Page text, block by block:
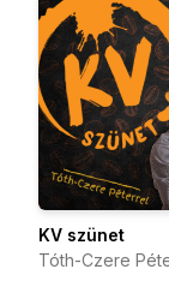
KV szünet
Tóth-Czere